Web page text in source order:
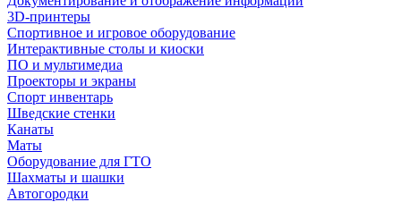
3D-принтеры
Спортивное и игровое оборудование
Интерактивные столы и киоски
ПО и мультимедиа
Проекторы и экраны
Спорт инвентарь
Шведские стенки
Канаты
Маты
Оборудование для ГТО
Шахматы и шашки
Автогородки